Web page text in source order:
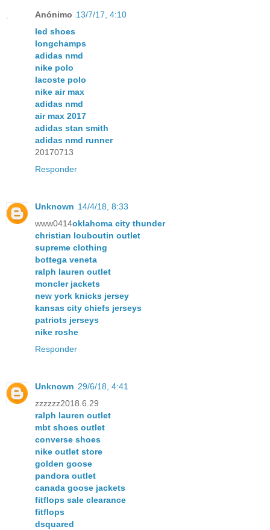
Anónimo 13/7/17, 4:10
led shoes
longchamps
adidas nmd
nike polo
lacoste polo
nike air max
adidas nmd
air max 2017
adidas stan smith
adidas nmd runner
20170713
Responder
Unknown 14/4/18, 8:33
www0414oklahoma city thunder
christian louboutin outlet
supreme clothing
bottega veneta
ralph lauren outlet
moncler jackets
new york knicks jersey
kansas city chiefs jerseys
patriots jerseys
nike roshe
Responder
Unknown 29/6/18, 4:41
zzzzzz2018.6.29
ralph lauren outlet
mbt shoes outlet
converse shoes
nike outlet store
golden goose
pandora outlet
canada goose jackets
fitflops sale clearance
fitflops
dsquared